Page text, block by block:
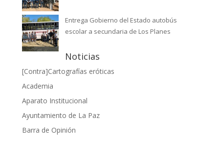
Entrega Gobierno del Estado autobús
escolar a secundaria de Los Planes
Noticias
[Contra]Cartografías eróticas
Academia
Aparato Institucional
Ayuntamiento de La Paz
Barra de Opinión